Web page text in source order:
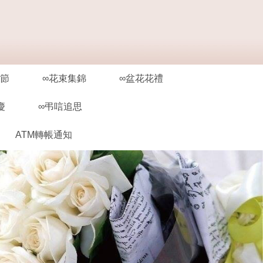
∞花束集錦 ∞盆花花禮
∞弔唁追思
ATM轉帳通知